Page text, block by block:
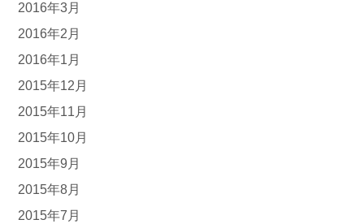
2016年3月
2016年2月
2016年1月
2015年12月
2015年11月
2015年10月
2015年9月
2015年8月
2015年7月